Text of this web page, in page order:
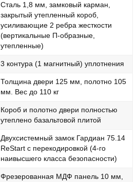
Сталь 1,8 мм, замковый карман,
закрытый утепленный короб,
усиливающие 2 ребра жесткости
(вертикальные П-образные,
утепленные)
3 контура (1 магнитный) уплотнения
Толщина двери 125 мм, полотно 105
мм. Вес до 110 кг
Короб и полотно двери полностью
утеплено базальтовой плитой
Двухсистемный замок Гардиан 75.14
ReStart с перекодировкой (4-го
наивысшего класса безопасности)
Фрезерованная МДФ панель 10 мм,